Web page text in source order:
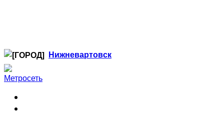
Нижневартовск
Лангепас